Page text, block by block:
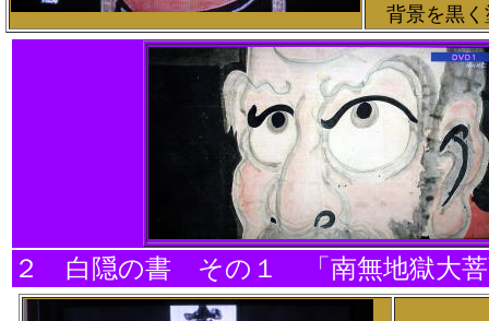
背景を黒く
２ 白隠の書 その１ 「南無地獄大